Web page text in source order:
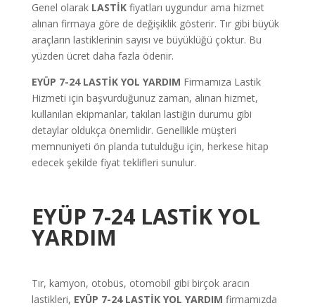
Genel olarak LASTİK fiyatları uygundur ama hizmet
alınan firmaya göre de değişiklik gösterir. Tır gibi büyük
araçların lastiklerinin sayısı ve büyüklüğü çoktur. Bu
yüzden ücret daha fazla ödenir.
EYÜP 7-24 LASTİK YOL YARDIM Firmamıza Lastik
Hizmeti için başvurduğunuz zaman, alınan hizmet,
kullanılan ekipmanlar, takılan lastiğin durumu gibi
detaylar oldukça önemlidir. Genellikle müşteri
memnuniyeti ön planda tutulduğu için, herkese hitap
edecek şekilde fiyat teklifleri sunulur.
EYÜP 7-24 LASTİK YOL
YARDIM
Tır, kamyon, otobüs, otomobil gibi birçok aracın
lastikleri, EYÜP 7-24 LASTİK YOL YARDIM firmamızda